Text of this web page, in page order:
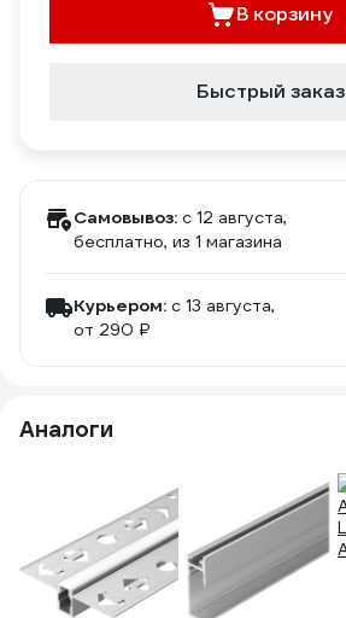
В корзину
Быстрый заказ
Самовывоз: c 12 августа,
бесплатно, из 1 магазина
Курьером: c 13 августа,
от 290 ₽
Аналоги